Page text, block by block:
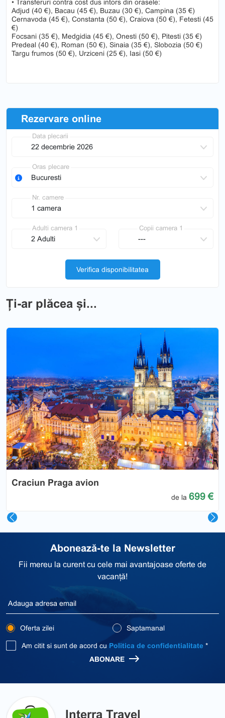
• Transferuri contra cost dus intors din orasele:
Adjud (40 €), Bacau (45 €), Buzau (30 €), Campina (35 €)
Cernavoda (45 €), Constanta (50 €), Craiova (50 €), Fetesti (45
€)
Focsani (35 €), Medgidia (45 €), Onesti (50 €), Pitesti (35 €)
Predeal (40 €), Roman (50 €), Sinaia (35 €), Slobozia (50 €)
Targu frumos (50 €), Urziceni (25 €), Iasi (50 €)
Rezervare online
Data plecarii
Oras plecare
Nr. camere
Adulti camera 1 Copii camera 1
Verifica disponibilitatea
Ți-ar plăcea și...
Craciun Praga avion
de la 699 €
Previous
Abonează-te la Newsletter
Fii mereu la curent cu cele mai avantajoase oferte de
vacanță!
Oferta zilei Saptamanal
Am citit si sunt de acord cu Politica de confidentialitate *
ABONARE
Interra Travel